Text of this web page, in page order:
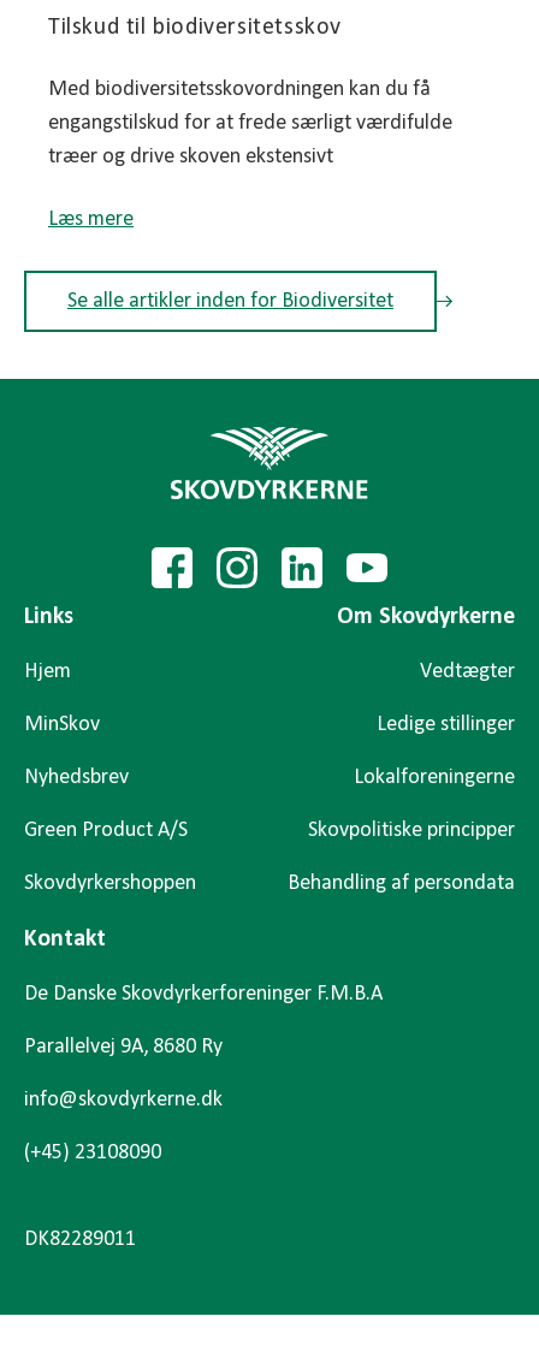
Tilskud til biodiversitetsskov
Med biodiversitetsskovordningen kan du få
engangstilskud for at frede særligt værdifulde
træer og drive skoven ekstensivt
Læs mere
Se alle artikler inden for Biodiversitet
Links
Hjem
MinSkov
Nyhedsbrev
Green Product A/S
Skovdyrkershoppen
Om Skovdyrkerne
Vedtægter
Ledige stillinger
Lokalforeningerne
Skovpolitiske principper
Behandling af persondata
Kontakt
De Danske Skovdyrkerforeninger F.M.B.A
Parallelvej 9A, 8680 Ry
info@skovdyrkerne.dk
(+45) 23108090
DK82289011